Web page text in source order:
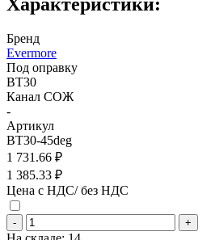
Бренд
Evermore
Под оправку
BT30
Канал СОЖ
-
Артикул
BT30-45deg
1 731.66 ₽
1 385.33 ₽
Цена с НДС/ без НДС
- +